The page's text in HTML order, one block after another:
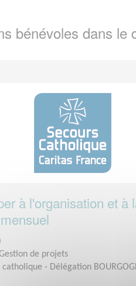
bénévoles dans le
à l'organisation et à
de projets
catholique - Délégation